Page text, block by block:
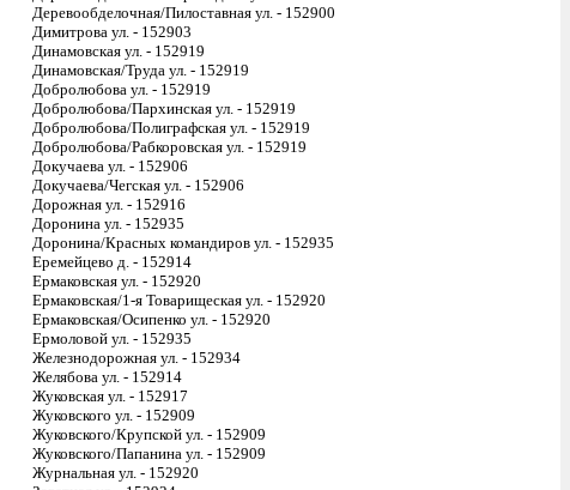
Деревообделочная/Пилоставная ул. - 152900
Димитрова ул. - 152903
Динамовская ул. - 152919
Динамовская/Труда ул. - 152919
Добролюбова ул. - 152919
Добролюбова/Пархинская ул. - 152919
Добролюбова/Полиграфская ул. - 152919
Добролюбова/Рабкоровская ул. - 152919
Докучаева ул. - 152906
Докучаева/Чегская ул. - 152906
Дорожная ул. - 152916
Доронина ул. - 152935
Доронина/Красных командиров ул. - 152935
Еремейцево д. - 152914
Ермаковская ул. - 152920
Ермаковская/1-я Товарищеская ул. - 152920
Ермаковская/Осипенко ул. - 152920
Ермоловой ул. - 152935
Железнодорожная ул. - 152934
Желябова ул. - 152914
Жуковская ул. - 152917
Жуковского ул. - 152909
Жуковского/Крупской ул. - 152909
Жуковского/Папанина ул. - 152909
Журнальная ул. - 152920